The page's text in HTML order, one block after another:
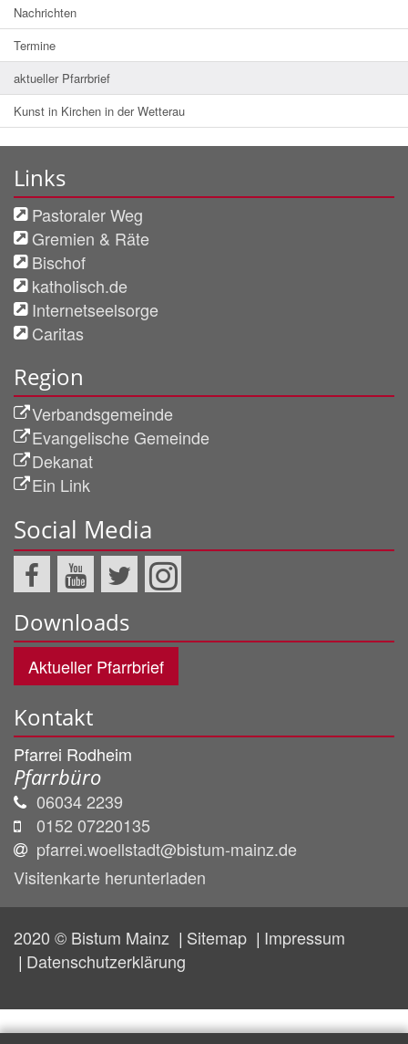
Nachrichten
Termine
aktueller Pfarrbrief
Kunst in Kirchen in der Wetterau
Links
Pastoraler Weg
Gremien & Räte
Bischof
katholisch.de
Internetseelsorge
Caritas
Region
Verbandsgemeinde
Evangelische Gemeinde
Dekanat
Ein Link
Social Media
Downloads
Aktueller Pfarrbrief
Kontakt
Pfarrei Rodheim
Pfarrbüro
06034 2239
0152 07220135
pfarrei.woellstadt@bistum-mainz.de
Visitenkarte herunterladen
2020 © Bistum Mainz Sitemap
Impressum
Datenschutzerklärung